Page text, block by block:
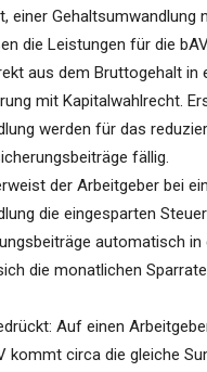
einer Gehaltsumwandlung
die Leistungen für die
aus dem Bruttogehalt in
mit Kapitalwahlrecht.
werden für das
fällig.
der Arbeitgeber bei
die eingesparten
automatisch in
die monatlichen
Auf einen
kommt circa die gleiche